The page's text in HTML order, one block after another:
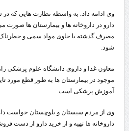
رئیس سازمان راهداری:
مرز چیلات دهلران
وی ادامه داد: به واسطه نظارت هایی که
دارو در داروخانه ها و بیمارستان ها صورت
مصرف گذشته یا حاوی مواد سمی و خطرناک
شود.
معاون غذا و داروی دانشگاه علوم پزشکی
موجود در بیمارستان ها به طور قطع مورد
آموزش پزشکی است.
وی از مردم سیستان و بلوچستان خواست
داروخانه ها تهیه و از خرید دارو از دست